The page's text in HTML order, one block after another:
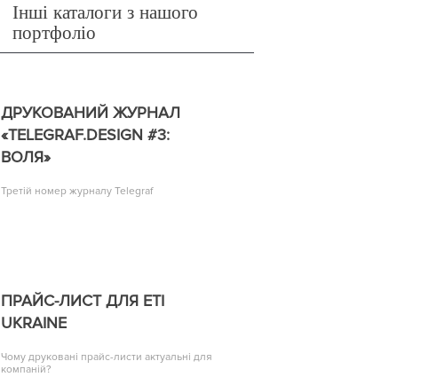
Інші каталоги з нашого
портфоліо
ДРУКОВАНИЙ ЖУРНАЛ
«TELEGRAF.DESIGN #3:
ВОЛЯ»
Третій номер журналу Telegraf
ПРАЙС-ЛИСТ ДЛЯ ETI
UKRAINE
Чому друковані прайс-листи актуальні для
компаній?